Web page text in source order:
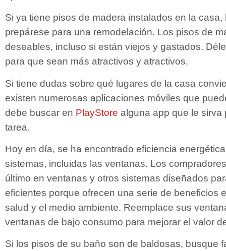
Si ya tiene pisos de madera instalados en la
prepárese para una remodelación. Los pisos de
deseables, incluso si están viejos y gastados.
para que sean más atractivos y atractivos.
Si tiene dudas sobre qué lugares de la casa
existen numerosas aplicaciones móviles que
debe buscar en PlayStore alguna app que le sirva
tarea.
Hoy en día, se ha encontrado eficiencia
sistemas, incluidas las ventanas. Los
último en ventanas y otros sistemas diseñados
eficientes porque ofrecen una serie de beneficios
salud y el medio ambiente. Reemplace sus
ventanas de bajo consumo para mejorar el valor
Si los pisos de su baño son de baldosas, busque